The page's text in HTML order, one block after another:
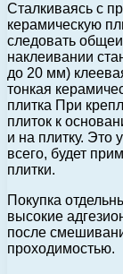
Сталкиваясь с
керамическую
следовать
наклеивании
до 20 мм)
тонкая
плитка При
плиток к
и на плитку. Это
всего, будет
плитки.
Покупка
высокие
после
проходимостью.